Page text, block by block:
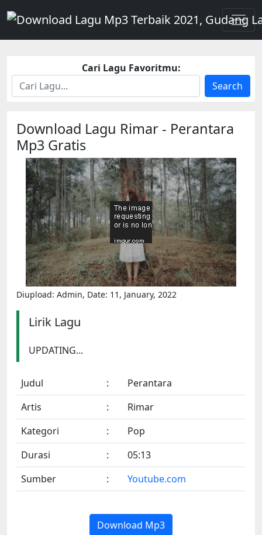
Cari Lagu Favoritmu:
Search
Download Lagu Rimar - Perantara
Mp3 Gratis
Diupload: Admin, Date: 11, January, 2022
Lirik Lagu
UPDATING...
Judul :
Perantara
Artis
:
Rimar
Kategori
:
Pop
Durasi
:
05:13
Sumber
: Youtube.com
Download Mp3